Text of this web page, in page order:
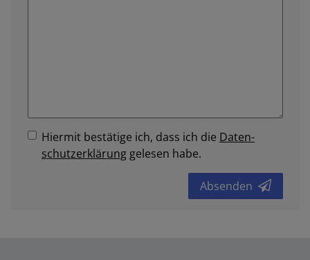
Hiermit bestätige ich, dass ich die Daten­
schutz­erklärung gelesen habe.
Absenden